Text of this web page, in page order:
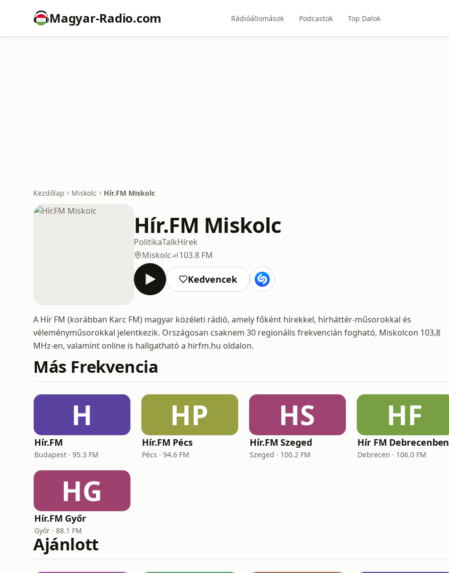
Magyar-Radio.com Rádióállomások Podcastok Top Dalok
Kezdőlap Miskolc Hír.FM Miskolc
Hír.FM Miskolc
PolitikaTalkHírek
Miskolc
103.8 FM
Kedvencek
A Hír FM (korábban Karc FM) magyar közéleti rádió, amely főként hírekkel, hírháttér-műsorokkal és
véleményműsorokkal jelentkezik. Országosan csaknem 30 regionális frekvencián fogható, Miskolcon 103,8
MHz-en, valamint online is hallgatható a hirfm.hu oldalon.
Más Frekvencia
H
Hír.FM
Budapest · 95.3 FM
HP
Hír.FM Pécs
Pécs · 94.6 FM
HS
Hír.FM Szeged
Szeged · 100.2 FM
HF
Hír FM Debrecenben
Debrecen · 106.0 FM
HG
Hír.FM Győr
Győr · 88.1 FM
Ajánlott